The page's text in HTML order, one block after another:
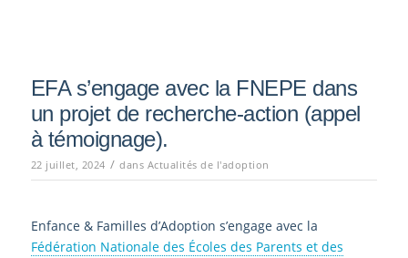
EFA s’engage avec la FNEPE dans
un projet de recherche-action (appel
à témoignage).
22 juillet, 2024 / dans Actualités de l'adoption
Enfance & Familles d’Adoption s’engage avec la
Fédération Nationale des Écoles des Parents et des